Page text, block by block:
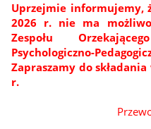
Uprzejmie informujemy,
2026 r. nie ma
Zespołu
Psychologiczno-
Zapraszamy do
r.